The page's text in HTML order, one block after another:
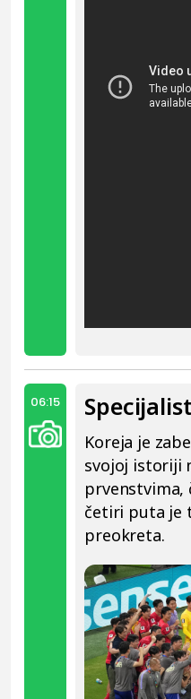
06:15
Koreja je
svojoj istoriji
prvenstvima,
četiri puta je
preokreta.